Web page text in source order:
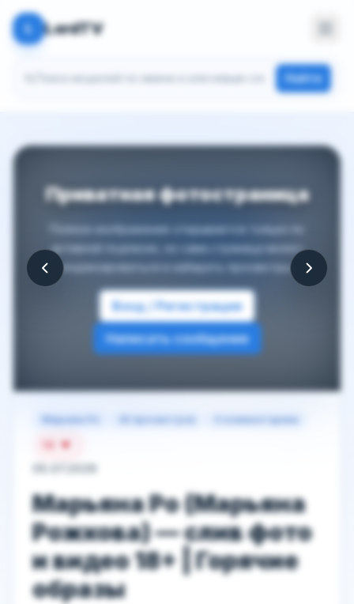
L LordTV
Найти
Приватная фотостраница
Полное изображение открывается только по
активной подписке, но сама страница может
индексироваться и набирать просмотры.
Вход / Регистрация
Написать сообщение
Марьяна Ро 45 просмотров 0 комментариев
Марьяна Ро (Марьяна
Рожкова) — слив фото
и видео 18+ | Горячие
образы